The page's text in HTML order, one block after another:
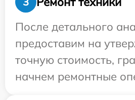
После детального
предоставим на
точную стоимость,
начнем ремонтные